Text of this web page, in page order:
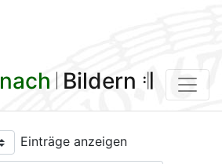
nach 𝄀 Bildern 𝄇
Einträge anzeigen